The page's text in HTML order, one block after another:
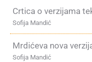
Crtica o verzijama
Sofija Mandić
Mrdićeva nova
Sofija Mandić